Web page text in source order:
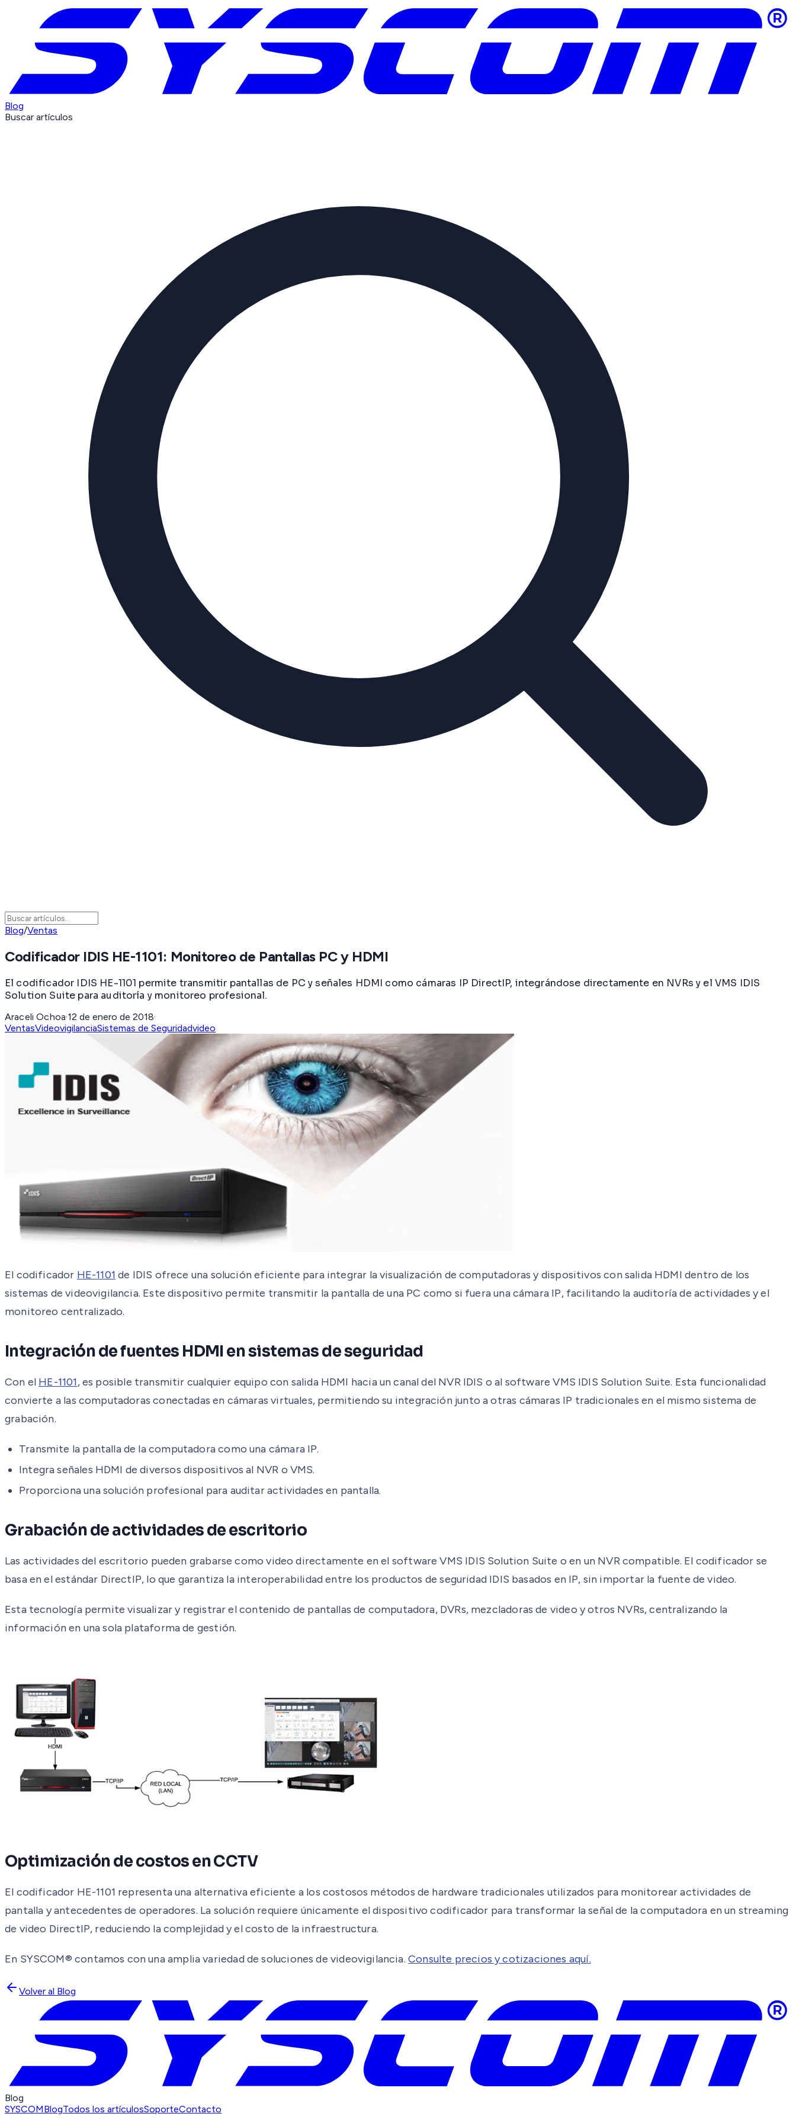
Blog
Buscar artículos
Blog/Ventas
Codificador IDIS HE-1101: Monitoreo de Pantallas PC y HDMI
El codificador IDIS HE-1101 permite transmitir pantallas de PC y señales HDMI como cámaras IP DirectIP, integrándose directamente en NVRs y el VMS IDIS
Solution Suite para auditoría y monitoreo profesional.
Araceli Ochoa·12 de enero de 2018·
VentasVideovigilanciaSistemas de Seguridadvideo
El codificador HE-1101 de IDIS ofrece una solución eficiente para integrar la visualización de computadoras y dispositivos con salida HDMI dentro de los
sistemas de videovigilancia. Este dispositivo permite transmitir la pantalla de una PC como si fuera una cámara IP, facilitando la auditoría de actividades y el
monitoreo centralizado.
Integración de fuentes HDMI en sistemas de seguridad
Con el HE-1101, es posible transmitir cualquier equipo con salida HDMI hacia un canal del NVR IDIS o al software VMS IDIS Solution Suite. Esta funcionalidad
convierte a las computadoras conectadas en cámaras virtuales, permitiendo su integración junto a otras cámaras IP tradicionales en el mismo sistema de
grabación.
Transmite la pantalla de la computadora como una cámara IP.
Integra señales HDMI de diversos dispositivos al NVR o VMS.
Proporciona una solución profesional para auditar actividades en pantalla.
Grabación de actividades de escritorio
Las actividades del escritorio pueden grabarse como video directamente en el software VMS IDIS Solution Suite o en un NVR compatible. El codificador se
basa en el estándar DirectIP, lo que garantiza la interoperabilidad entre los productos de seguridad IDIS basados en IP, sin importar la fuente de video.
Esta tecnología permite visualizar y registrar el contenido de pantallas de computadora, DVRs, mezcladoras de video y otros NVRs, centralizando la
información en una sola plataforma de gestión.
Optimización de costos en CCTV
El codificador HE-1101 representa una alternativa eficiente a los costosos métodos de hardware tradicionales utilizados para monitorear actividades de
pantalla y antecedentes de operadores. La solución requiere únicamente el dispositivo codificador para transformar la señal de la computadora en un streaming
de video DirectIP, reduciendo la complejidad y el costo de la infraestructura.
En SYSCOM® contamos con una amplia variedad de soluciones de videovigilancia.Consulte precios y cotizaciones aquí.
Volver al Blog
Blog
SYSCOMBlogTodos los artículosSoporteContacto